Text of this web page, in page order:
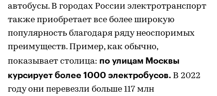
автобусы. В городах России электротранспорт
также приобретает все более широкую
популярность благодаря ряду неоспоримых
преимуществ. Пример, как обычно,
показывает столица: по улицам Москвы
курсирует более 1000 электробусов. В 2022
году они перевезли больше 117 млн